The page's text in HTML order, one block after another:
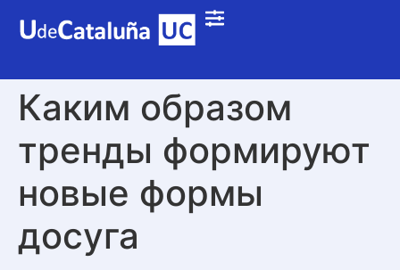
Каким образом
тренды формируют
новые формы
досуга